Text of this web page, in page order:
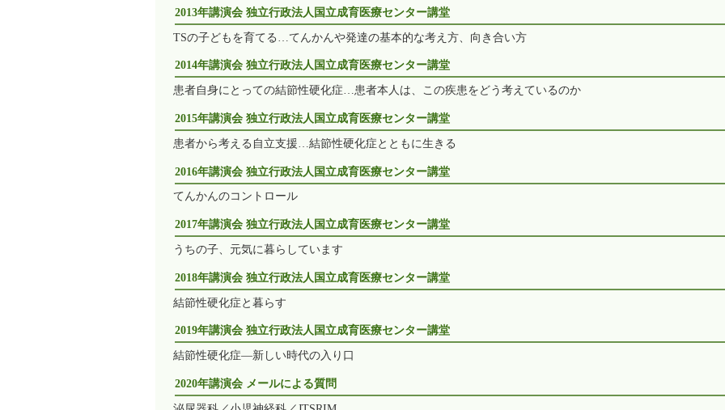
2013年講演会 独立行政法人国立成育医療センター講堂
TSの子どもを育てる…てんかんや発達の基本的な考え方、向き合い方
2014年講演会 独立行政法人国立成育医療センター講堂
患者自身にとっての結節性硬化症…患者本人は、この疾患をどう考えているのか
2015年講演会 独立行政法人国立成育医療センター講堂
患者から考える自立支援…結節性硬化症とともに生きる
2016年講演会 独立行政法人国立成育医療センター講堂
てんかんのコントロール
2017年講演会 独立行政法人国立成育医療センター講堂
うちの子、元気に暮らしています
2018年講演会 独立行政法人国立成育医療センター講堂
結節性硬化症と暮らす
2019年講演会 独立行政法人国立成育医療センター講堂
結節性硬化症—新しい時代の入り口
2020年講演会 メールによる質問